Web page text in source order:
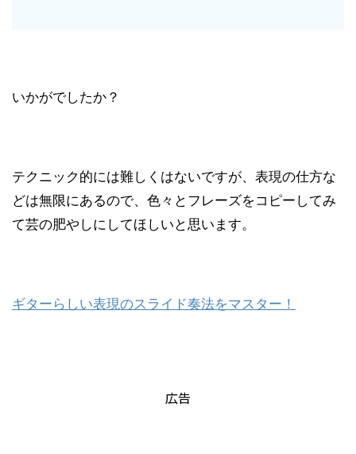
いかがでしたか？
テクニック的には難しくはないですが、表現の仕方な
どは無限にあるので、色々とフレーズをコピーしてみ
て芸の肥やしにしてほしいと思います。
ギターらしい表現のスライド奏法をマスター！
広告